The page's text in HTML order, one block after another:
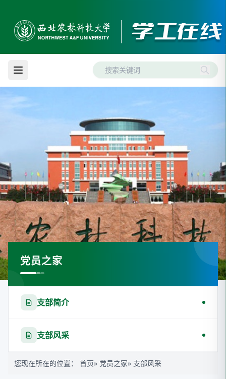
党员之家
支部简介
支部风采
您现在所在的位置： 首页» 党员之家» 支部风采